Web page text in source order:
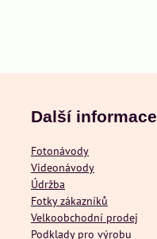
Další informace
Fotonávody
Videonávody
Údržba
Fotky zákazníků
Velkoobchodní prodej
Podklady pro výrobu